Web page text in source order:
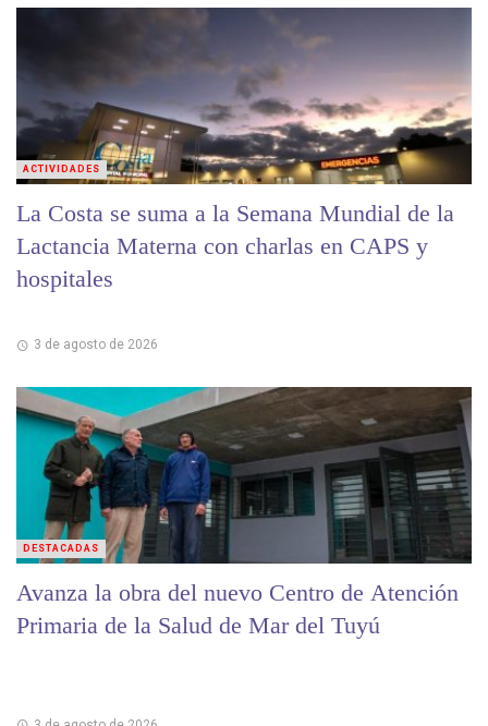
La Costa se suma a la Semana Mundial de la
Lactancia Materna con charlas en CAPS y
hospitales
3 de agosto de 2026
ACTIVIDADES
Avanza la obra del nuevo Centro de Atención
Primaria de la Salud de Mar del Tuyú
DESTACADAS